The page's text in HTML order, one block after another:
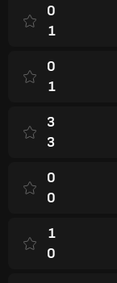
0
1
0
1
3
3
0
0
1
0